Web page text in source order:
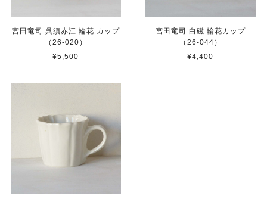
宮田竜司 呉須赤江 輪花 カップ
（26-020）
¥5,500
宮田竜司 白磁 輪花カップ
（26-044）
¥4,400